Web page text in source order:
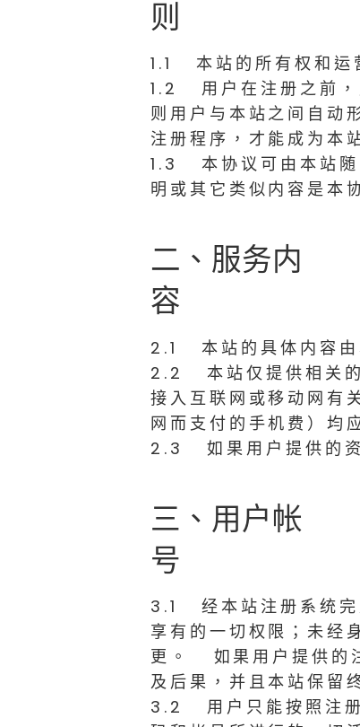
则
1.1 本站的所有权和运
1.2 用户在注册之前，
则用户与本站之间自动
注册程序，才能成为本
1.3 本协议可由本站随
明或其它类似内容是本
二、服务内
容
2.1 本站的具体内容由
2.2 本站仅提供相关的
接入互联网或移动网有
网而支付的手机费）均
2.3 如果用户提供的资
三、用户帐
号
3.1 经本站注册系统完
享有的一切权限；未经
更。 如果用户提供的
及后果，并且本站保留
3.2 用户只能按照注册